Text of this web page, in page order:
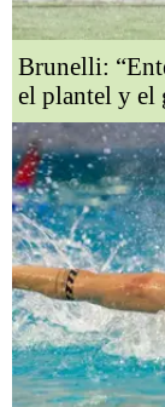
Brunelli:
el plantel y el